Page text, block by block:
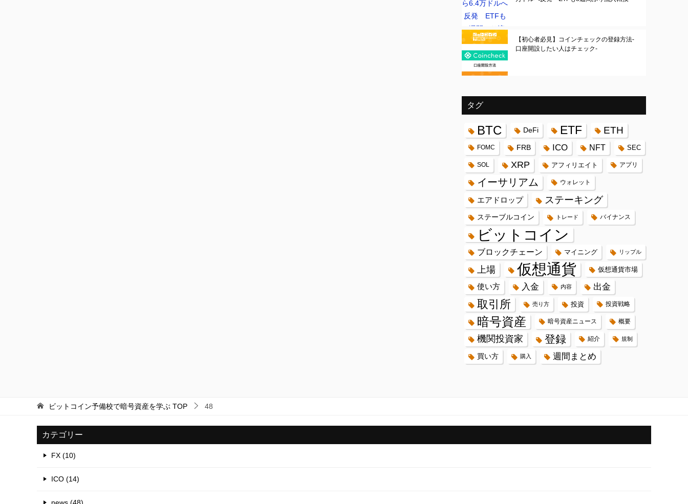
【初心者必見】コインチェックの登録方法-
口座開設したい人はチェック-
タグ
BTC DeFi ETF ETH
FOMC FRB ICO NFT SEC
SOL XRP アフィリエイト アプリ
イーサリアム ウォレット
エアドロップ ステーキング
ステーブルコイン トレード バイナンス
ビットコイン
ブロックチェーン マイニング リップル
上場 仮想通貨 仮想通貨市場
使い方 入金 内容 出金
取引所 売り方 投資 投資戦略
暗号資産 暗号資産ニュース 概要
機関投資家 登録 紹介 規制
買い方 購入 週間まとめ
ビットコイン予備校で暗号資産を学ぶ TOP 48
カテゴリー
FX (10)
ICO (14)